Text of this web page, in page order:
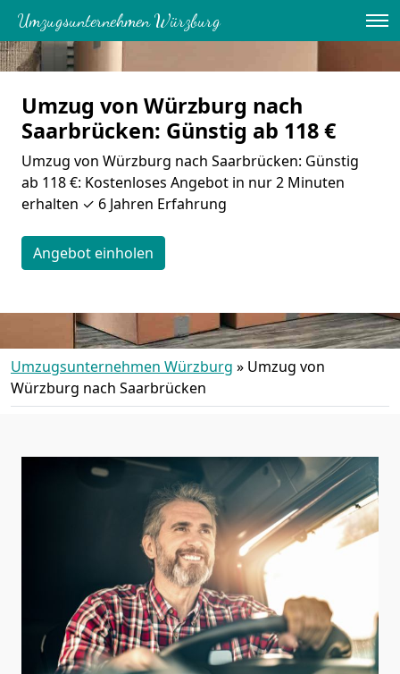
Umzugsunternehmen Würzburg
Umzug von Würzburg nach
Saarbrücken: Günstig ab 118 €
Umzug von Würzburg nach Saarbrücken: Günstig
ab 118 €: Kostenloses Angebot in nur 2 Minuten
erhalten ✓ 6 Jahren Erfahrung
Angebot einholen
Umzugsunternehmen Würzburg » Umzug von
Würzburg nach Saarbrücken